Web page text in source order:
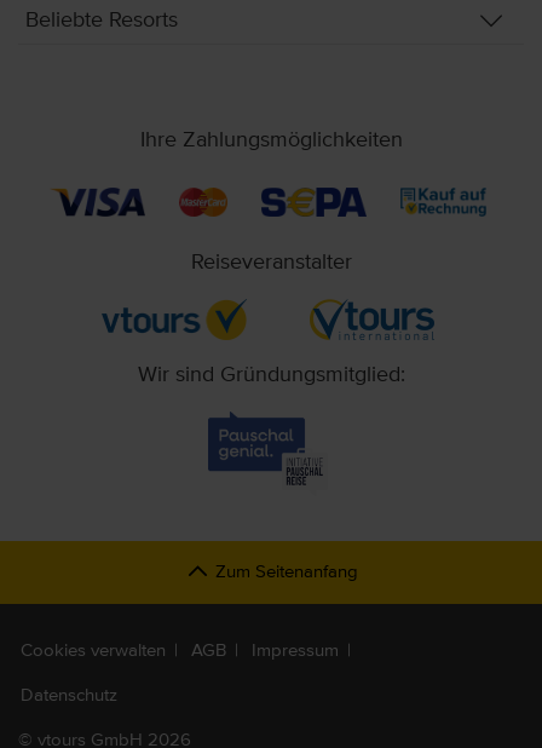
Beliebte Resorts
Ihre Zahlungsmöglichkeiten
Reiseveranstalter
Wir sind Gründungsmitglied:
Zum Seitenanfang
Cookies verwalten AGB Impressum
Datenschutz
© vtours GmbH 2026